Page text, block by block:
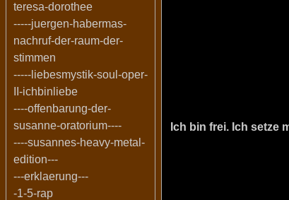
teresa-dorothee
-----juergen-habermas-
nachruf-der-raum-der-
stimmen
-----liebesmystik-soul-oper-
II-ichbinliebe
----offenbarung-der-
susanne-oratorium----
----susannes-heavy-metal-
edition---
---erklaerung---
-1-5-rap
Ich bin frei. Ich setze